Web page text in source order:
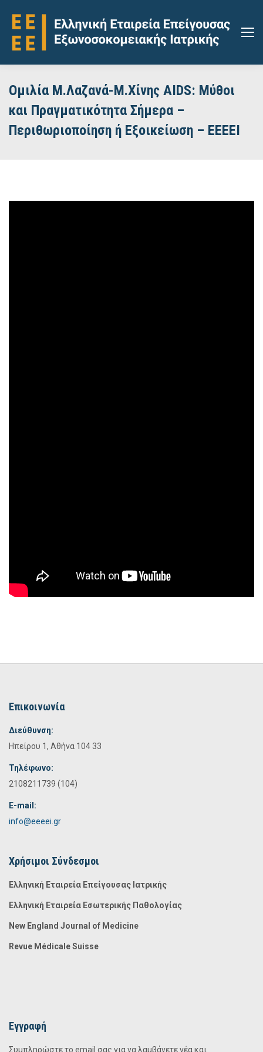
Ομιλία Μ.Λαζανά-Μ.Χίνης AIDS: Μύθοι
και Πραγματικότητα Σήμερα –
Περιθωριοποίηση ή Εξοικείωση – ΕΕΕΕΙ
Επικοινωνία
Διεύθυνση:
Ηπείρου 1, Αθήνα 104 33
Τηλέφωνο:
2108211739 (104)
E-mail:
info@eeeei.gr
Χρήσιμοι Σύνδεσμοι
Ελληνική Εταιρεία Επείγουσας Ιατρικής
Ελληνική Εταιρεία Εσωτερικής Παθολογίας
New England Journal of Medicine
Revue Médicale Suisse
Εγγραφή
Συμπληρώστε το email σας για να λαμβάνετε νέα και